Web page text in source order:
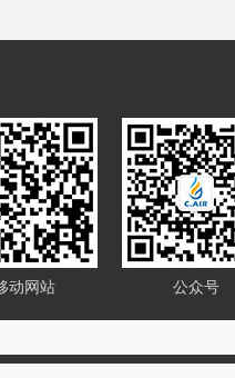
动网站 公众号